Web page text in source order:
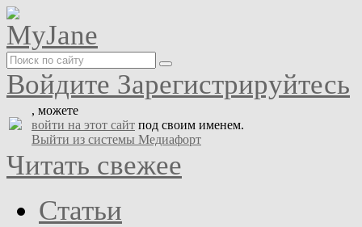
Войдите Зарегистрируйтесь
, можете
войти на этот сайт под своим именем.
Выйти из системы Медиафорт
Читать свежее
Статьи